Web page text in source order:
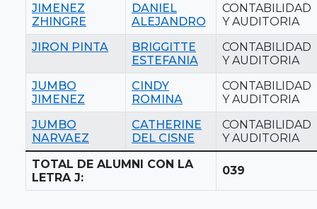
JIMENEZ
ZHINGRE
DANIEL
ALEJANDRO
CONTABILIDAD
Y AUDITORIA
JIRON PINTA
BRIGGITTE
ESTEFANIA
CONTABILIDAD
Y AUDITORIA
JUMBO
JIMENEZ
CINDY
ROMINA
CONTABILIDAD
Y AUDITORIA
JUMBO
NARVAEZ
CATHERINE
DEL CISNE
CONTABILIDAD
Y AUDITORIA
TOTAL DE ALUMNI CON LA
LETRA J:
039